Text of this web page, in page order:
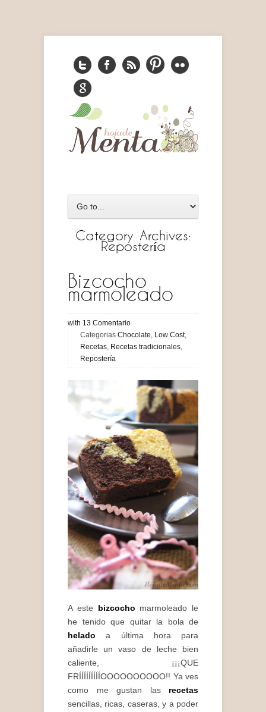
Category Archives:
Repostería
Bizcocho
marmoleado
with 13 Comentario
Categorias Chocolate, Low Cost,
Recetas, Recetas tradicionales,
Repostería
A este bizcocho marmoleado le
he tenido que quitar la bola de
helado a última hora para
añadirle un vaso de leche bien
caliente, ¡¡¡QUE
FRÍÍÍÍÍÍÍÍÍOOOOOOOOOO!! Ya ves
como me gustan las recetas
sencillas, ricas, caseras, y a poder